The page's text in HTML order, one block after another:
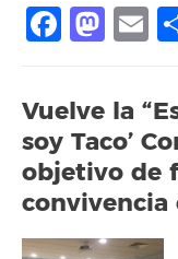
Vuelve la
soy Taco’
objetivo de